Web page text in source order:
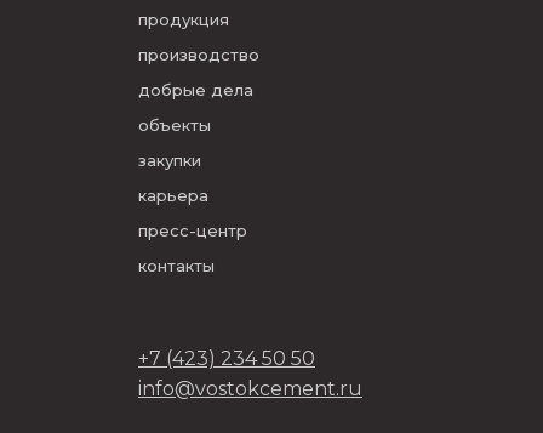
продукция
производство
добрые дела
объекты
закупки
карьера
пресс-центр
контакты
+7 (423) 234 50 50
info@vostokcement.ru